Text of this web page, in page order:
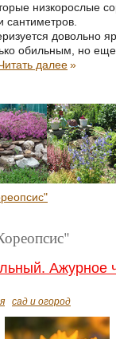
низкорослые
сантиметров.
довольно
обильным, но
далее»
Ажурное
сад и огород